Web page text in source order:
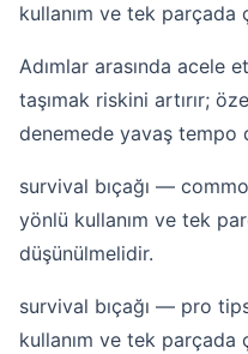
kullanım ve tek
Adımlar arasında acele
taşımak riskini artırır;
denemede yavaş tempo
survival bıçağı —
yönlü kullanım ve tek
düşünülmelidir.
survival bıçağı — pro
kullanım ve tek